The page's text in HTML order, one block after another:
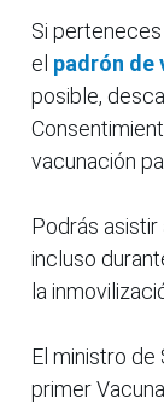
Si
el padrón de
posible,
vacunación
Podrás
incluso
la
El ministro de
primer